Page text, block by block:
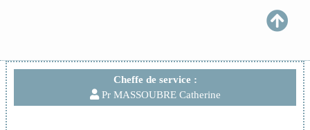
Cheffe de service :
Pr MASSOUBRE Catherine